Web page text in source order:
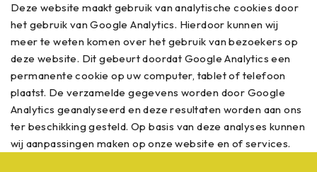
Deze website maakt gebruik van analytische cookies door
het gebruik van Google Analytics. Hierdoor kunnen wij
meer te weten komen over het gebruik van bezoekers op
deze website. Dit gebeurt doordat Google Analytics een
permanente cookie op uw computer, tablet of telefoon
plaatst. De verzamelde gegevens worden door Google
Analytics geanalyseerd en deze resultaten worden aan ons
ter beschikking gesteld. Op basis van deze analyses kunnen
wij aanpassingen maken op onze website en of services.